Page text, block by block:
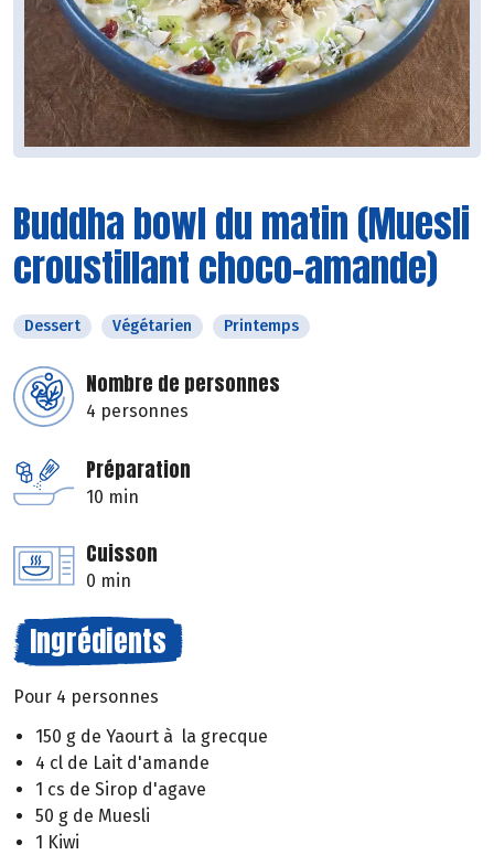
Buddha bowl du matin (Muesli
croustillant choco-amande)
Dessert Végétarien Printemps
Nombre de personnes
4 personnes
Préparation
10 min
Cuisson
0 min
Ingrédients
Pour 4 personnes
150 g de Yaourt à la grecque
4 cl de Lait d'amande
1 cs de Sirop d'agave
50 g de Muesli
1 Kiwi